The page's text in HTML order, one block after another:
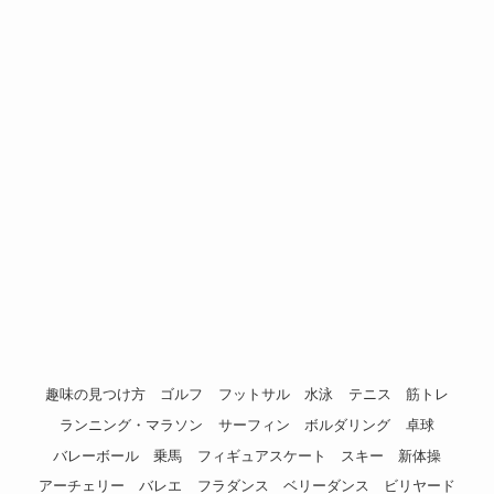
趣味の見つけ方 ゴルフ フットサル 水泳 テニス
筋トレ
ランニング・マラソン
サーフィン ボルダリング
卓球
バレーボール
乗馬 フィギュアスケート スキー
新体操
アーチェリー
バレエ フラダンス ベリーダンス ビリヤード